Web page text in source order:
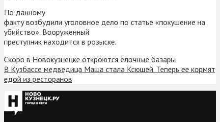
По данному
факту возбудили уголовное дело по статье «покушение на
убийство». Вооруженный
преступник находится в розыске.
Скоро в Новокузнецке откроются ёлочные базары
В Кузбассе медведица Маша стала Ксюшей. Теперь ее кормят
едой из ресторанов